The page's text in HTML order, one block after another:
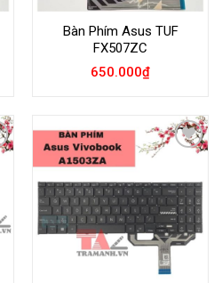
Bàn Phím Asus TUF
FX507ZC
650.000₫